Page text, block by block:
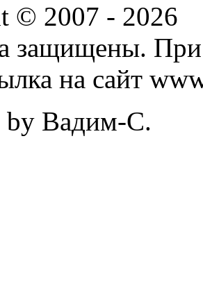
© 2007 - 2026
защищены. При
на сайт
by Вадим-С.